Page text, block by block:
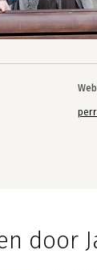
door